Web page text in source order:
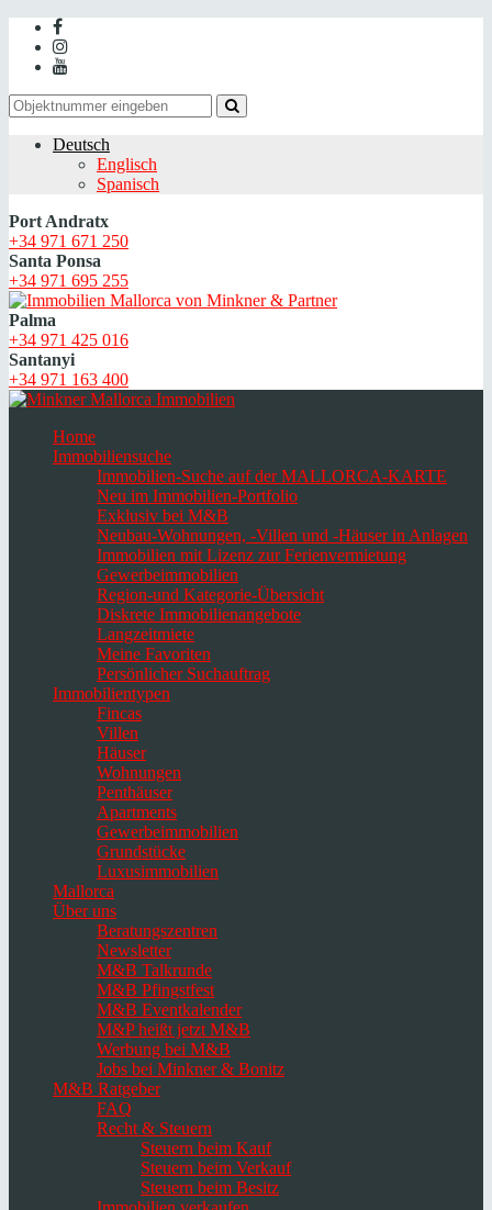
Deutsch
Englisch
Spanisch
Port Andratx
+34 971 671 250
Santa Ponsa
+34 971 695 255
Palma
+34 971 425 016
Santanyi
+34 971 163 400
Home
Immobiliensuche
Immobilien-Suche auf der MALLORCA-KARTE
Neu im Immobilien-Portfolio
Exklusiv bei M&B
Neubau-Wohnungen, -Villen und -Häuser in Anlagen
Immobilien mit Lizenz zur Ferienvermietung
Gewerbeimmobilien
Region-und Kategorie-Übersicht
Diskrete Immobilienangebote
Langzeitmiete
Meine Favoriten
Persönlicher Suchauftrag
Immobilientypen
Fincas
Villen
Häuser
Wohnungen
Penthäuser
Apartments
Gewerbeimmobilien
Grundstücke
Luxusimmobilien
Mallorca
Über uns
Beratungszentren
Newsletter
M&B Talkrunde
M&B Pfingstfest
M&B Eventkalender
M&P heißt jetzt M&B
Werbung bei M&B
Jobs bei Minkner & Bonitz
M&B Ratgeber
FAQ
Recht & Steuern
Steuern beim Kauf
Steuern beim Verkauf
Steuern beim Besitz